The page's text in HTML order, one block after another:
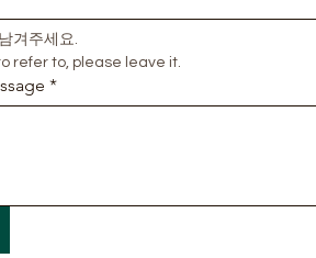
겨주세요.
refer to, please leave it.
*